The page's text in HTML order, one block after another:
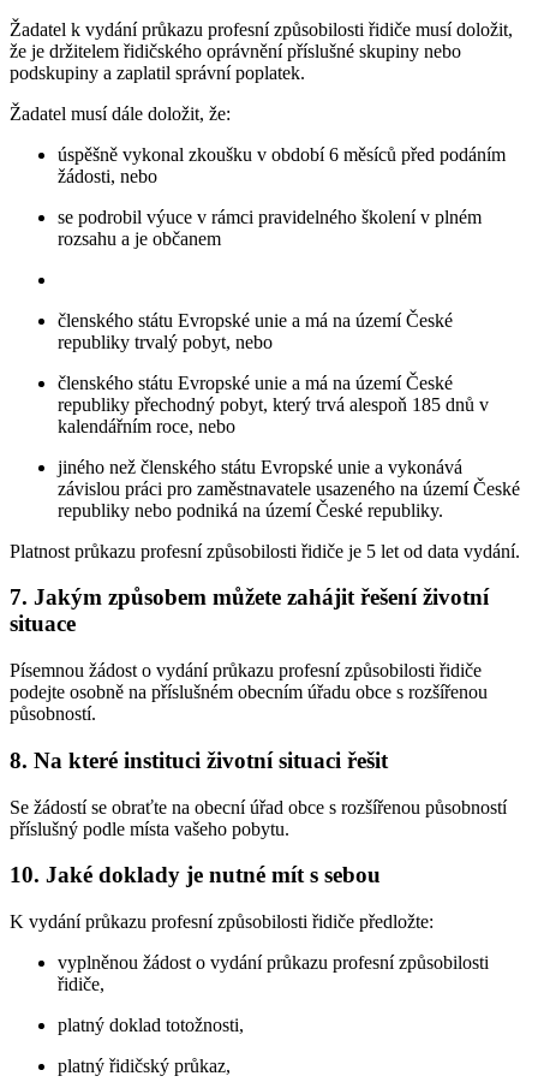
Žadatel k vydání průkazu profesní způsobilosti řidiče musí doložit,
že je držitelem řidičského oprávnění příslušné skupiny nebo
podskupiny a zaplatil správní poplatek.
Žadatel musí dále doložit, že:
úspěšně vykonal zkoušku v období 6 měsíců před podáním
žádosti, nebo
se podrobil výuce v rámci pravidelného školení v plném
rozsahu a je občanem
členského státu Evropské unie a má na území České
republiky trvalý pobyt, nebo
členského státu Evropské unie a má na území České
republiky přechodný pobyt, který trvá alespoň 185 dnů v
kalendářním roce, nebo
jiného než členského státu Evropské unie a vykonává
závislou práci pro zaměstnavatele usazeného na území České
republiky nebo podniká na území České republiky.
Platnost průkazu profesní způsobilosti řidiče je 5 let od data vydání.
7. Jakým způsobem můžete zahájit řešení životní
situace
Písemnou žádost o vydání průkazu profesní způsobilosti řidiče
podejte osobně na příslušném obecním úřadu obce s rozšířenou
působností.
8. Na které instituci životní situaci řešit
Se žádostí se obraťte na obecní úřad obce s rozšířenou působností
příslušný podle místa vašeho pobytu.
10. Jaké doklady je nutné mít s sebou
K vydání průkazu profesní způsobilosti řidiče předložte:
vyplněnou žádost o vydání průkazu profesní způsobilosti
řidiče,
platný doklad totožnosti,
platný řidičský průkaz,